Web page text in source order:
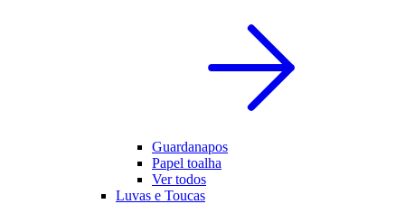
Guardanapos
Papel toalha
Ver todos
Luvas e Toucas